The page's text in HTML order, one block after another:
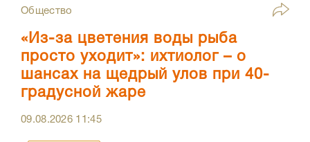
Общество
«Из-за цветения воды рыба
просто уходит»: ихтиолог – о
шансах на щедрый улов при 40-
градусной жаре
09.08.2026 11:45